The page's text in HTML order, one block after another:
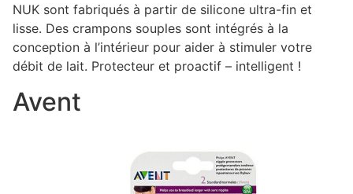
NUK sont fabriqués à partir de silicone ultra-fin et
lisse. Des crampons souples sont intégrés à la
conception à l’intérieur pour aider à stimuler votre
débit de lait. Protecteur et proactif – intelligent !
Avent